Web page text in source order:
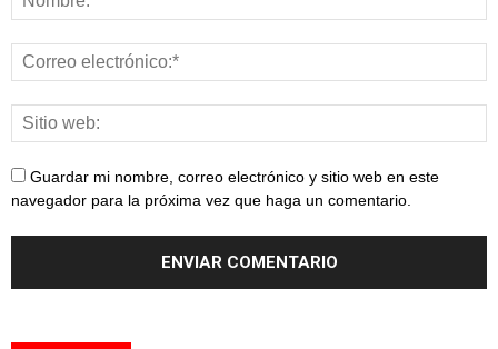
Guardar mi nombre, correo electrónico y sitio web en este
navegador para la próxima vez que haga un comentario.